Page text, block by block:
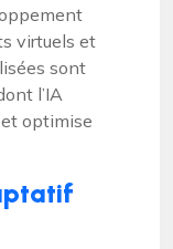
virtuels et
sont
l’IA
optimise